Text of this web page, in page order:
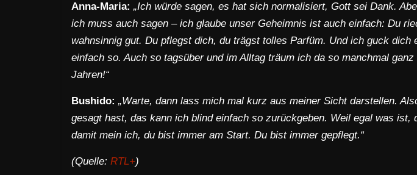
Anna-Maria: „Ich würde sagen, es hat sich normalisiert, Gott sei Dank.
ich muss auch sagen – ich glaube unser Geheimnis ist auch einfach: Du
wahnsinnig gut. Du pflegst dich, du trägst tolles Parfüm. Und ich guck dich
einfach so. Auch so tagsüber und im Alltag träum ich da so manchmal
Jahren!“
Bushido: „Warte, dann lass mich mal kurz aus meiner Sicht darstellen.
gesagt hast, das kann ich blind einfach so zurückgeben. Weil egal was ist,
damit mein ich, du bist immer am Start. Du bist immer gepflegt.“
(Quelle: RTL+)